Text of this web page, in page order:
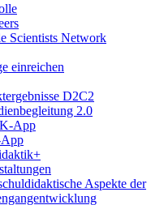
Scientists Network
einreichen
D2C2
2.0
App
Aspekte der